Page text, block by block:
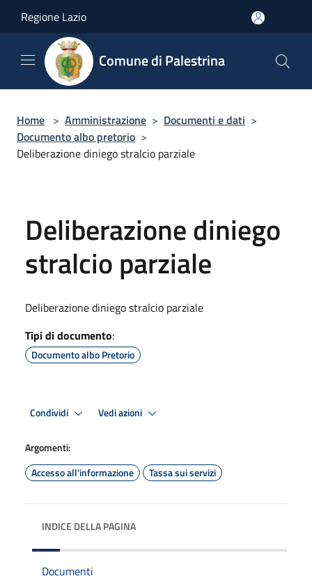
Regione Lazio
Comune di Palestrina
Home > Amministrazione > Documenti e dati >
Documento albo pretorio >
Deliberazione diniego stralcio parziale
Deliberazione diniego
stralcio parziale
Deliberazione diniego stralcio parziale
Tipi di documento:
Documento albo Pretorio
Condividi Vedi azioni
Argomenti:
Accesso all'informazione
Tassa sui servizi
INDICE DELLA PAGINA
Documenti